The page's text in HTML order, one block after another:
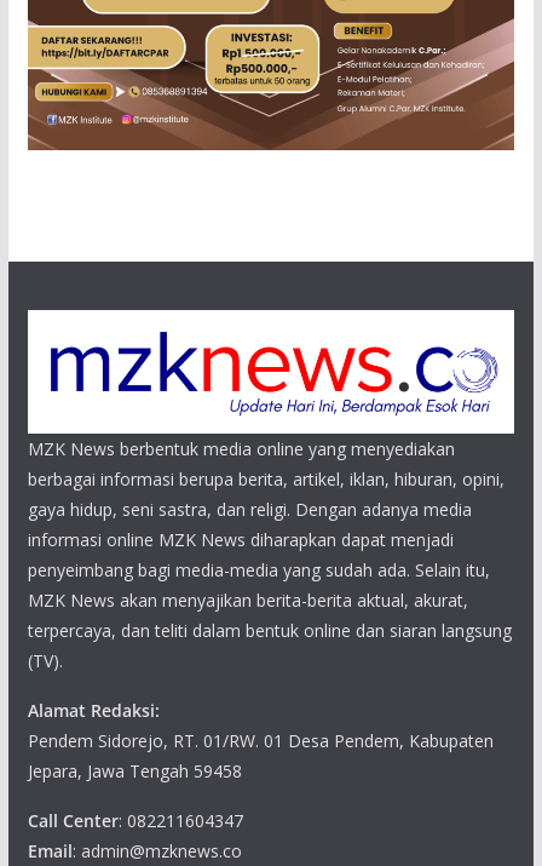
MZK News berbentuk media online yang menyediakan
berbagai informasi berupa berita, artikel, iklan, hiburan, opini,
gaya hidup, seni sastra, dan religi. Dengan adanya media
informasi online MZK News diharapkan dapat menjadi
penyeimbang bagi media-media yang sudah ada. Selain itu,
MZK News akan menyajikan berita-berita aktual, akurat,
terpercaya, dan teliti dalam bentuk online dan siaran langsung
(TV).
Alamat Redaksi:
Pendem Sidorejo, RT. 01/RW. 01 Desa Pendem, Kabupaten
Jepara, Jawa Tengah 59458
Call Center: 082211604347
Email: admin@mzknews.co